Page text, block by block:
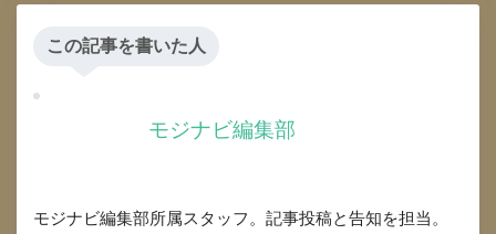
この記事を書いた人
モジナビ編集部
モジナビ編集部所属スタッフ。記事投稿と告知を担当。